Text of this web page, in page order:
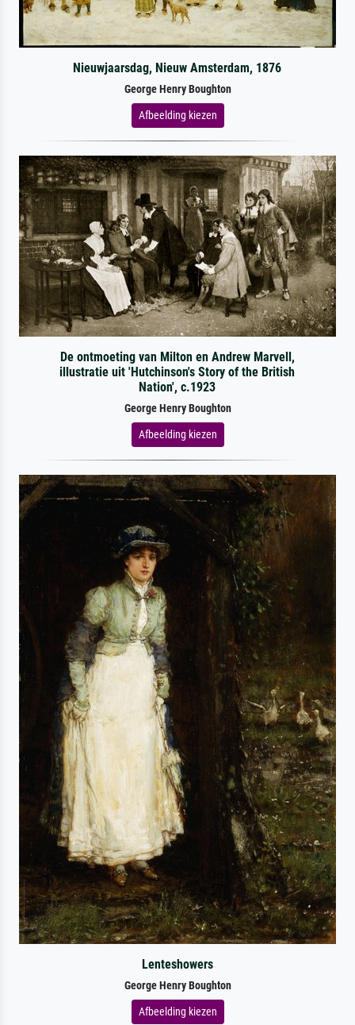
Nieuwjaarsdag, Nieuw Amsterdam, 1876
George Henry Boughton
Afbeelding kiezen
De ontmoeting van Milton en Andrew Marvell,
illustratie uit 'Hutchinson's Story of the British
Nation', c.1923
George Henry Boughton
Afbeelding kiezen
Lenteshowers
George Henry Boughton
Afbeelding kiezen